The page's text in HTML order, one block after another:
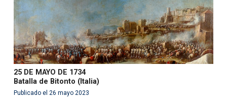
25 DE MAYO DE 1734
Batalla de Bitonto (Italia)
Publicado el 26 mayo 2023